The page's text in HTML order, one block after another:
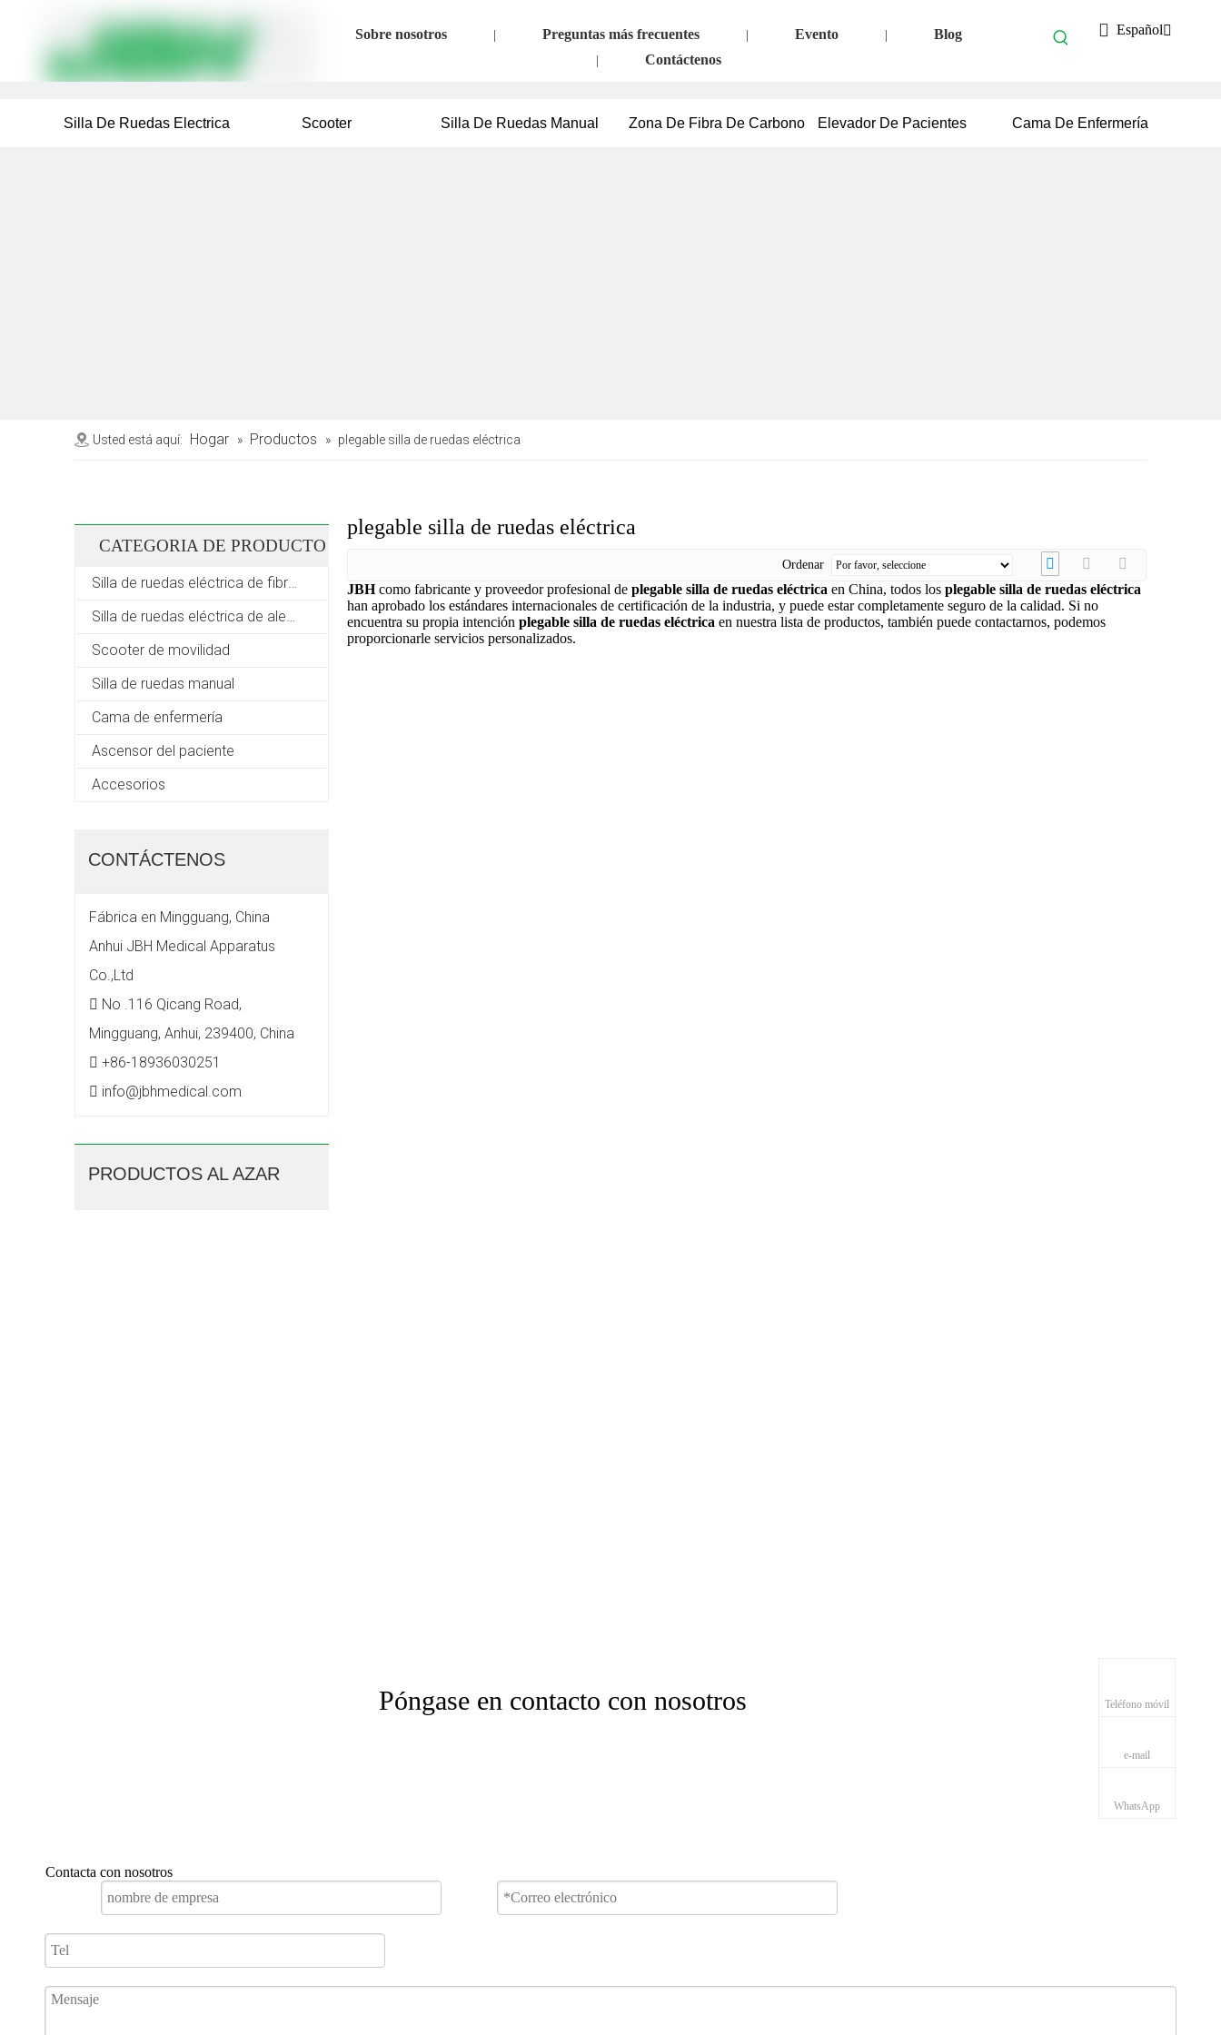
Sobre nosotros | Preguntas más frecuentes | Evento | Blog
| Contáctenos
Español
Silla De Ruedas Electrica Scooter Silla De Ruedas Manual Zona De Fibra De Carbono Elevador De Pacientes Cama De Enfermería
Usted está aquí: Hogar » Productos » plegable silla de ruedas eléctrica
CATEGORIA DE PRODUCTO
Silla de ruedas eléctrica de fibra de carbono
Silla de ruedas eléctrica de aleación de aluminio
Scooter de movilidad
Silla de ruedas manual
Cama de enfermería
Ascensor del paciente
Accesorios
CONTÁCTENOS
Fábrica en Mingguang, China
Anhui JBH Medical Apparatus
Co.,Ltd
 No .116 Qicang Road,
Mingguang, Anhui, 239400, China
 +86-18936030251
 info@jbhmedical.com
PRODUCTOS AL AZAR
plegable silla de ruedas eléctrica
Ordenar
JBHcomo fabricante y proveedor profesional de plegable silla de ruedas eléctrica en China, todos los plegable silla de ruedas eléctrica
han aprobado los estándares internacionales de certificación de la industria, y puede estar completamente seguro de la calidad. Si no
encuentra su propia intención plegable silla de ruedas eléctrica en nuestra lista de productos, también puede contactarnos, podemos
proporcionarle servicios personalizados.
Póngase en contacto con nosotros Teléfono móvil
e-mail
WhatsApp
Contacta con nosotros